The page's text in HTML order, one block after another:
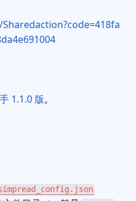
1.1.0 版。